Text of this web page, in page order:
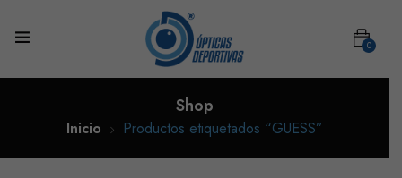
0
Shop
Inicio Productos etiquetados “GUESS”